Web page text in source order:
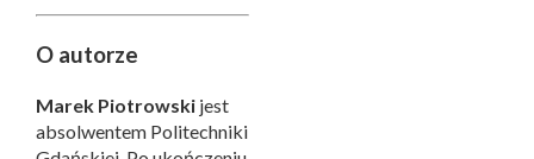
O autorze
Marek Piotrowski jest
absolwentem Politechniki